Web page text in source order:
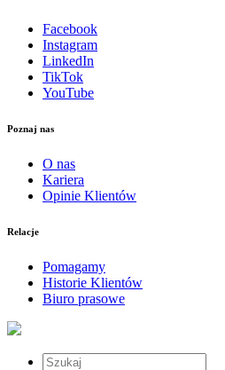
Facebook
Instagram
LinkedIn
TikTok
YouTube
Poznaj nas
O nas
Kariera
Opinie Klientów
Relacje
Pomagamy
Historie Klientów
Biuro prasowe